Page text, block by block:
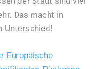
Das macht in
Unterschied!
Europäische